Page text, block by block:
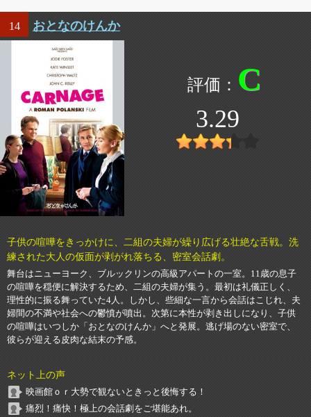
14 おとなのけんか
C
3.29
子供の喧嘩をきっかけに、二組の夫婦が繰り広げる壮絶な舌戦。洗
練された大人の仮面が剥がれ落ちる、密室会話劇。
舞台はニューヨーク、ブルックリンの高級アパートの一室。11歳の息子
の喧嘩を穏便に解決するため、二組の夫婦が集う。最初は礼儀正しく、
理性的に振る舞っていた4人。しかし、些細な一言から会話はこじれ、夫
婦間の不満や社会への鬱憤が噴出。次第に本性が剥き出しになり、子供
の喧嘩はいつしか「おとなのけんか」へと発展。逃げ場のない密室で、
彼らが迎える皮肉な結末の予感。
ネット上の声
映画館ｏｒ大勢で観ないときっと後悔する！
痛烈！痛快！極上の会話劇をご堪能あれ。